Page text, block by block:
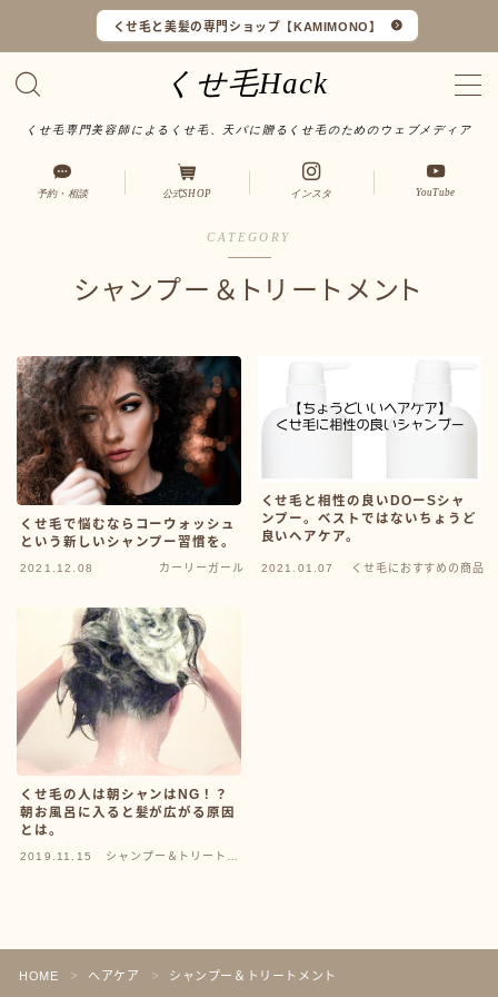
くせ毛と美髪の専門ショップ【KAMIMONO】
くせ毛Hack
くせ毛専門美容師によるくせ毛、天パに贈るくせ毛のためのウェブメディア
サイトマップ
サロンワーク実例
予約・相談 公式SHOP インスタ YouTube
CATEGORY
シャンプー＆トリートメント
くせ毛で悩むならコーウォッシュ
という新しいシャンプー習慣を。
2021.12.08 カーリーガール
くせ毛と相性の良いDOーSシャ
ンプー。ベストではないちょうど
良いヘアケア。
2021.01.07 くせ毛におすすめの商品
くせ毛の人は朝シャンはNG！？
朝お風呂に入ると髪が広がる原因
とは。
2019.11.15
シャンプー＆トリートメ
HOME ＞ ヘアケア ＞ シャンプー＆トリートメント